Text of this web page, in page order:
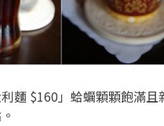
麵 $160」蛤蠣顆顆飽滿且